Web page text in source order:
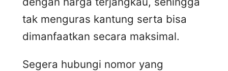
tak menguras kantung serta bisa
dimanfaatkan secara maksimal.
Segera hubungi nomor yang